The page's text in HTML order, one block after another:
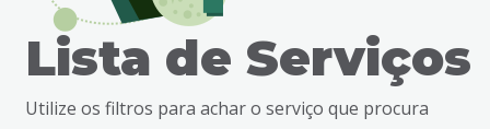
busca
Lista de Serviços
Utilize os filtros para achar o serviço que procura